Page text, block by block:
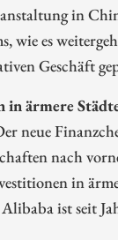
in
es
Geschäft
in ärmere
neue
nach
in
ist seit